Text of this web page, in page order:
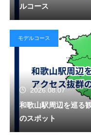
ルコース
モデルコース
2026.08.07
和歌山駅周辺を巡る
のスポット